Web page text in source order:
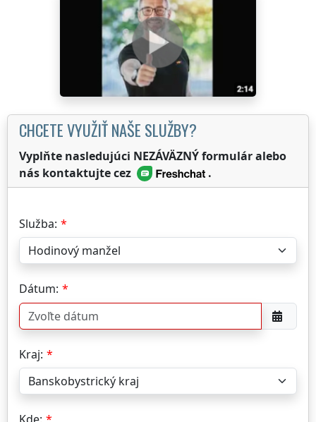
CHCETE VYUŽIŤ NAŠE SLUŽBY?
Vyplňte nasledujúci NEZÁVÄZNÝ formulár alebo
nás kontaktujte cez
.
Služba:
Dátum:
Kraj: